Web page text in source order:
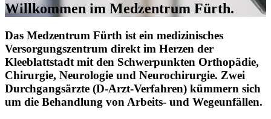
Willkommen im Medzentrum Fürth.
Das Medzentrum Fürth ist ein medizinisches
Versorgungszentrum direkt im Herzen der
Kleeblattstadt mit den Schwerpunkten Orthopädie,
Chirurgie, Neurologie und Neurochirurgie. Zwei
Durchgangsärzte (D-Arzt-Verfahren) kümmern sich
um die Behandlung von Arbeits- und Wegeunfällen.